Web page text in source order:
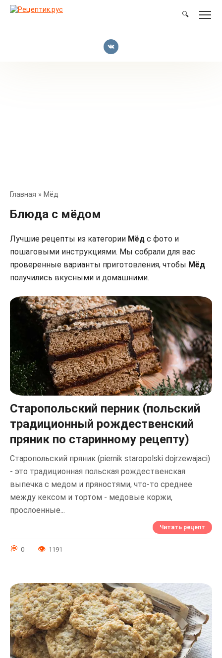
Перейти
🔍
Главная » Мёд
Блюда с мёдом
Лучшие рецепты из категории Мёд с фото и
пошаговыми инструкциями. Мы собрали для вас
проверенные варианты приготовления, чтобы Мёд
получились вкусными и домашними.
Старопольский перник (польский
традиционный рождественский
пряник по старинному рецепту)
Старопольский пряник (piernik staropolski dojrzewajaci)
- это традиционная польская рождественская
выпечка с медом и пряностями, что-то среднее
между кексом и тортом - медовые коржи,
прослоенные...
Читать рецепт
0 1191